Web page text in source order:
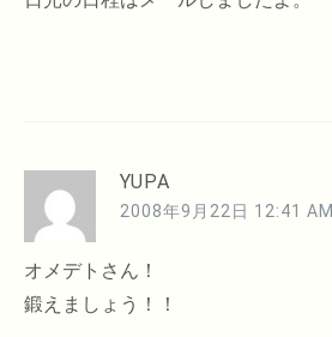
YUPA
2008年9月22日 12:41 AM
オメデトさん！
鍛えましょう！！